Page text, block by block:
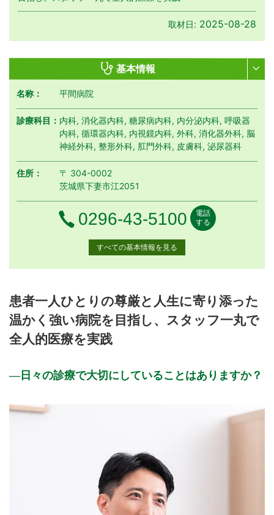
取材日: 2025-08-28
基本情報
名称： 平間病院
診療科目： 内科, 消化器内科, 糖尿病内科, 内分泌内科, 呼吸器
内科, 循環器内科, 内視鏡内科, 外科, 消化器外科, 脳
神経外科, 整形外科, 肛門外科, 皮膚科, 泌尿器科
住所：
〒 304-0002
茨城県下妻市江2051
電話番号
0296-43-5100
電話
する
すべての基本情報を見る
9:00〜12:00
● ● ● ● ●
●
14:00〜17:30
● ● ● ● ●
ださい。
※診療時間や臨時休診・診療内容等について、事前に必ず医療
>>病院なびで医療機関の詳細を見る
公式HPはこちら
患者一人ひとりの尊厳と人生に寄り添った
温かく強い病院を目指し、スタッフ一丸で
全人的医療を実践
日々の診療で大切にしていることはありますか？